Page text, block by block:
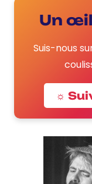
Un
Suis-nous
☼